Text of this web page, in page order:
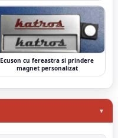
Ecuson cu fereastra si prindere
magnet personalizat